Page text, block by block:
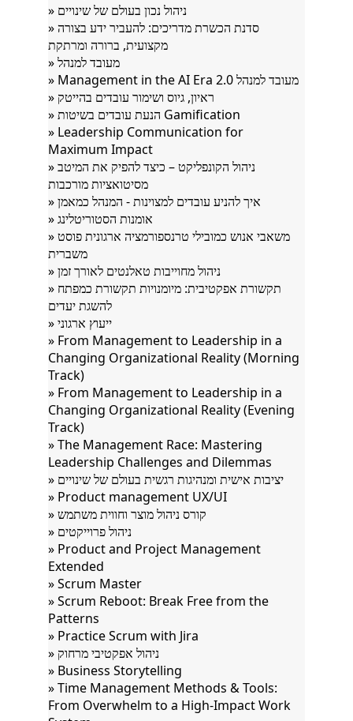
» ניהול נכון בעולם של שינויים
» סדנת הכשרת מדריכים: להעביר ידע בצורה
מקצועית, ברורה ומרתקת
» מעובד למנהל
» Management in the AI Era מעובד למנהל 2.0
» ראיון, גיוס ושימור עובדים בהייטק
» הנעת עובדים בשיטות Gamification
» Leadership Communication for
Maximum Impact
» ניהול הקונפליקט – כיצד להפיק את המיטב
מסיטואציות מורכבות
» איך להניע עובדים למצוינות - המנהל כמאמן
» אומנות הסטוריטלינג
» משאבי אנוש כמובילי טרנספורמציה ארגונית פוסט
משברית
» ניהול מחוייבות טאלנטים לאורך זמן
» תקשורת אפקטיבית: מיומנויות תקשורת כמפתח
להשגת יעדים
» ייעוץ ארגוני
» From Management to Leadership in a
Changing Organizational Reality (Morning
Track)
» From Management to Leadership in a
Changing Organizational Reality (Evening
Track)
» The Management Race: Mastering
Leadership Challenges and Dilemmas
» יציבות אישית ומנהיגות רגשית בעולם של שינויים
» Product management UX/UI
» קורס ניהול מוצר וחווית משתמש
» ניהול פרוייקטים
» Product and Project Management
Extended
» Scrum Master
» Scrum Reboot: Break Free from the
Patterns
» Practice Scrum with Jira
» ניהול אפקטיבי מרחוק
» Business Storytelling
» Time Management Methods & Tools:
From Overwhelm to a High-Impact Work